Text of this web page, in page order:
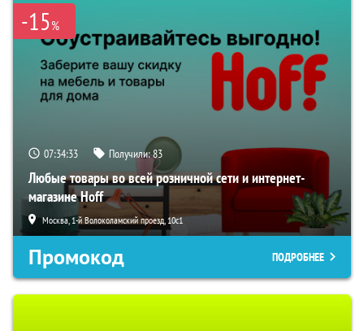
-15%
07:34:33 Получили:83
Любые товары во всей розничной сети и интернет-
магазине Hoff
Москва, 1-й Волоколамский проезд, 10с1
Промокод ПОДРОБНЕЕ